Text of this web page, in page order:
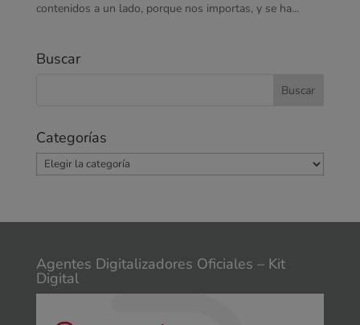
contenidos a un lado, porque nos importas, y se ha...
Buscar
Categorías
Categorías
Agentes Digitalizadores Oficiales – Kit
Digital